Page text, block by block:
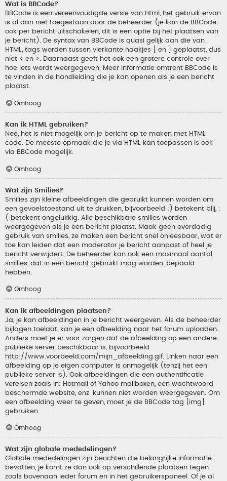
Wat is BBCode?
BBCode is een vereenvoudigde versie van html, het gebruik ervan
is al dan niet toegestaan door de beheerder (je kan de BBCode
ook per bericht uitschakelen, dit is een optie bij het plaatsen van
je bericht). De syntax van BBCode is quasi gelijk aan die van
HTML, tags worden tussen vierkante haakjes [ en ] geplaatst, dus
niet < en >. Daarnaast geeft het ook een grotere controle over
hoe iets wordt weergegeven. Meer informatie omtrent BBCode is
te vinden in de handleiding die je kan openen als je een bericht
plaatst.
Omhoog
Kan ik HTML gebruiken?
Nee, het is niet mogelijk om je bericht op te maken met HTML
code. De meeste opmaak die je via HTML kan toepassen is ook
via BBCode mogelijk.
Omhoog
Wat zijn Smilies?
Smilies zijn kleine afbeeldingen die gebruikt kunnen worden om
een gevoelstoestand uit te drukken, bijvoorbeeld :) betekent blij, :
( betekent ongelukkig. Alle beschikbare smilies worden
weergegeven als je een bericht plaatst. Maak geen overdadig
gebruik van smilies, ze maken een bericht snel onleesbaar, wat er
toe kan leiden dat een moderator je bericht aanpast of heel je
bericht verwijdert. De beheerder kan ook een maximaal aantal
smilies, dat in een bericht gebruikt mag worden, bepaald
hebben.
Omhoog
Kan ik afbeeldingen plaatsen?
Ja, je kan afbeeldingen in je bericht weergeven. Als de beheerder
bijlagen toelaat, kan je een afbeelding naar het forum uploaden.
Anders moet je er voor zorgen dat de afbeelding op een andere
publieke server beschikbaar is, bijvoorbeeld
http://www.voorbeeld.com/mijn_afbeelding.gif. Linken naar een
afbeelding op je eigen computer is onmogelijk (tenzij het een
publieke server is). Ook afbeeldingen die een authentificatie
vereisen zoals in: Hotmail of Yahoo mailboxen, een wachtwoord
beschermde website, enz. kunnen niet worden weergegeven. Om
een afbeelding weer te geven, moet je de BBCode tag [img]
gebruiken.
Omhoog
Wat zijn globale mededelingen?
Globale mededelingen zijn berichten die belangrijke informatie
bevatten, je komt ze dan ook op verschillende plaatsen tegen
zoals bovenaan ieder forum en in het gebruikerspaneel. Of je al